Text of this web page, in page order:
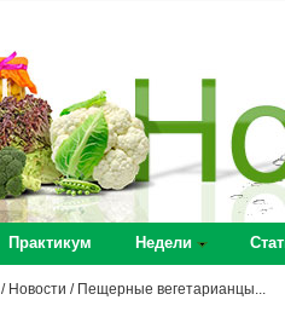
Практикум Недели
/ Новости / Пещерные вегетарианцы...